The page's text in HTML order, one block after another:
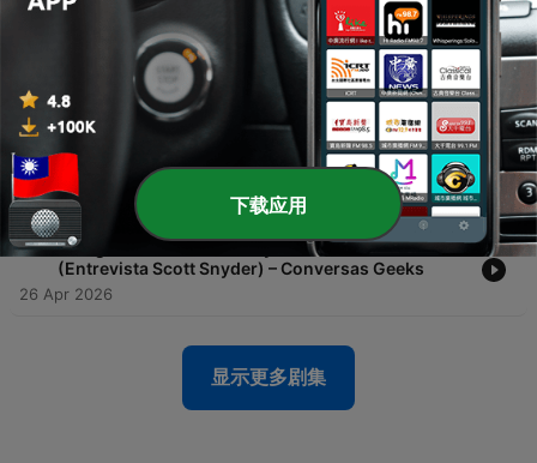
19 Jun 2026
Osric Chau e o Legado de Supernatural
(Entrevista) – Conversas Geeks
16 Jun 2026
74 - Alyson Sullivan sobre o Lado Oculto de Power
Rangers e os Fãs (Entrevista) – Conversas Geeks
27 Apr 2026
73 - O Segredo Obscuro de Wytches e do Novo Batman
(Entrevista Scott Snyder) – Conversas Geeks
26 Apr 2026
显示更多剧集
下载应用